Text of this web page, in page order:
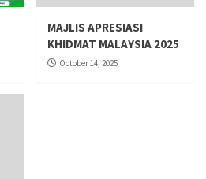
MAJLIS APRESIASI
KHIDMAT MALAYSIA 2025
October 14, 2025